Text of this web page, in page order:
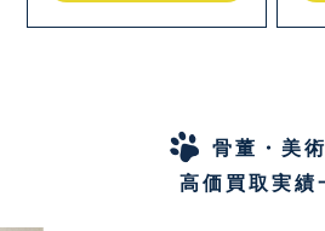
骨董・美
高価買取実績